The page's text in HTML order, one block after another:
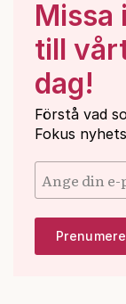
Missa
till
dag!
Förstå vad
Fokus